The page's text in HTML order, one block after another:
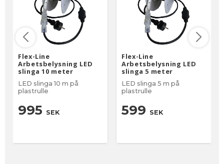
Flex-Line
Arbetsbelysning LED
slinga 10 meter
LED slinga 10 m på
plastrulle
995 SEK
Flex-Line
Arbetsbelysning LED
slinga 5 meter
LED slinga 5 m på
plastrulle
599 SEK